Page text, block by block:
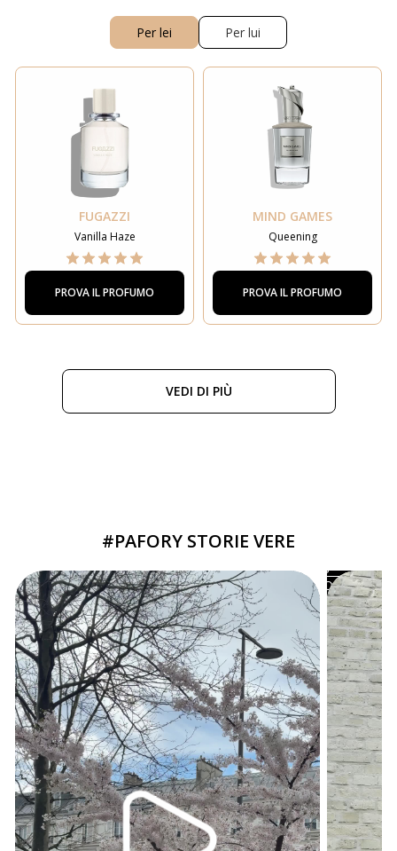
Per lei Per lui
FUGAZZI
Vanilla Haze
PROVA IL PROFUMO
MIND GAMES
Queening
PROVA IL PROFUMO
VEDI DI PIÙ
#PAFORY STORIE VERE